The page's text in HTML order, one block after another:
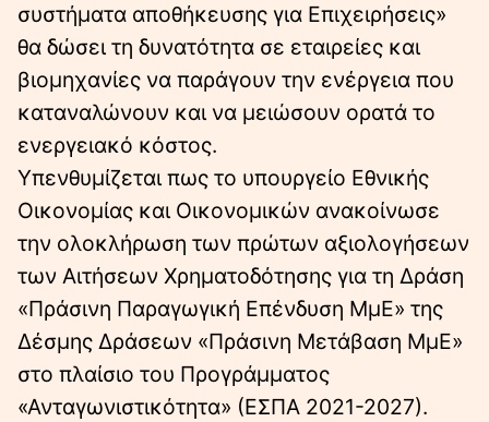
συστήματα αποθήκευσης για Επιχειρήσεις»
θα δώσει τη δυνατότητα σε εταιρείες και
βιομηχανίες να παράγουν την ενέργεια που
καταναλώνουν και να μειώσουν ορατά το
ενεργειακό κόστος.
Υπενθυμίζεται πως το υπουργείο Εθνικής
Οικονομίας και Οικονομικών ανακοίνωσε
την ολοκλήρωση των πρώτων αξιολογήσεων
των Αιτήσεων Χρηματοδότησης για τη Δράση
«Πράσινη Παραγωγική Επένδυση ΜμΕ» της
Δέσμης Δράσεων «Πράσινη Μετάβαση ΜμΕ»
στο πλαίσιο του Προγράμματος
«Ανταγωνιστικότητα» (ΕΣΠΑ 2021-2027).